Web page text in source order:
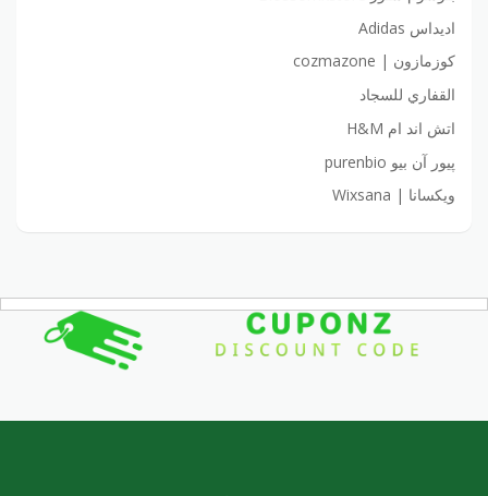
اديداس Adidas
كوزمازون | cozmazone
القفاري للسجاد
اتش اند ام H&M
پيور آن بيو purenbio
ويكسانا | Wixsana